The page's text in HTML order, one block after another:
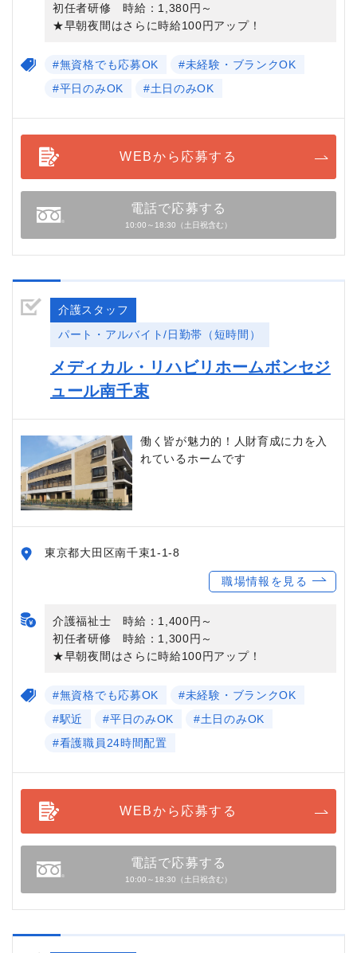
初任者研修 時給：1,380円～
★早朝夜間はさらに時給100円アップ！
#無資格でも応募OK
#未経験・ブランクOK
#平日のみOK
#土日のみOK
WEBから応募する
電話で応募する
10:00～18:30（土日祝含む）
介護スタッフ
パート・アルバイト/日勤帯（短時間）
メディカル・リハビリホームボンセジ
ュール南千束
働く皆が魅力的！人財育成に力を入
れているホームです
東京都大田区南千束1-1-8
職場情報を見る
介護福祉士 時給：1,400円～
初任者研修 時給：1,300円～
★早朝夜間はさらに時給100円アップ！
#無資格でも応募OK
#未経験・ブランクOK
#駅近
#平日のみOK
#土日のみOK
#看護職員24時間配置
WEBから応募する
電話で応募する
10:00～18:30（土日祝含む）